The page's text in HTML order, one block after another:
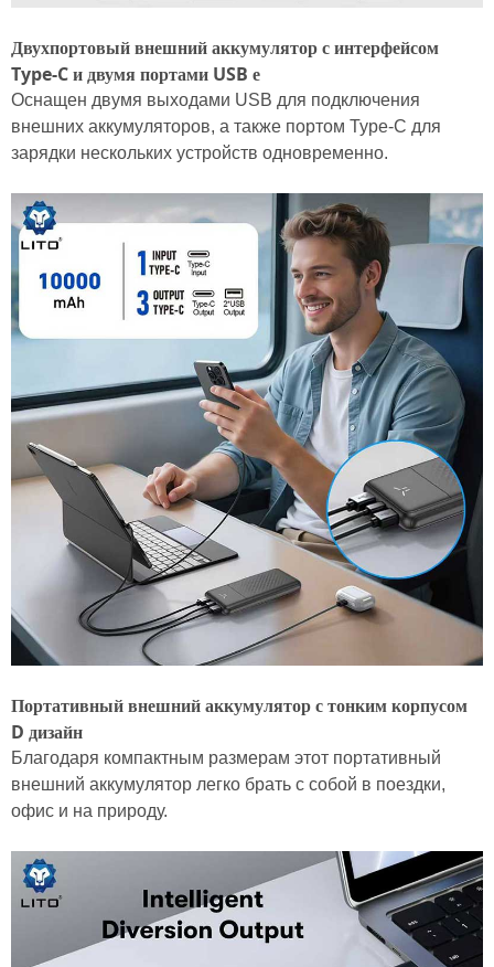
Двухпортовый внешний аккумулятор с интерфейсом
Type-C и двумя портами USB е
Оснащен двумя выходами USB для подключения
внешних аккумуляторов, а также портом Type-C для
зарядки нескольких устройств одновременно.
Портативный внешний аккумулятор с тонким корпусом
D дизайн
Благодаря компактным размерам этот портативный
внешний аккумулятор легко брать с собой в поездки,
офис и на природу.